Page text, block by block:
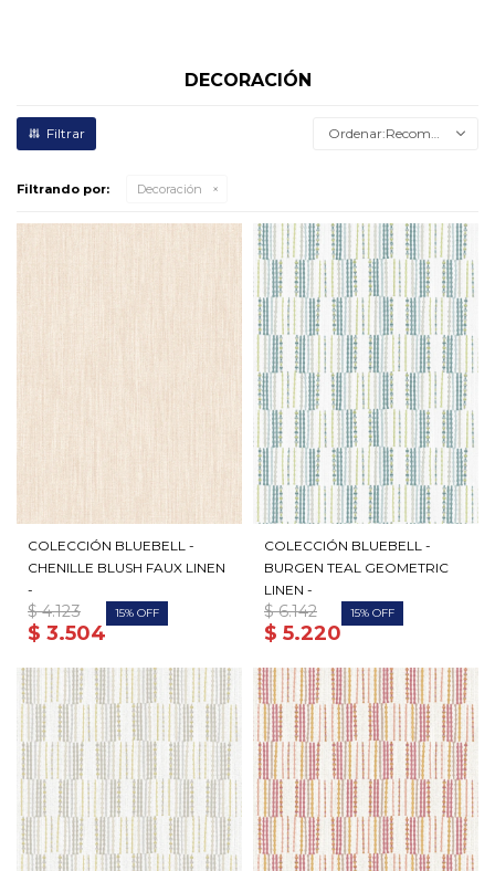
DECORACIÓN
Recomendados
Filtrando por: Decoración
COLECCIÓN BLUEBELL -
CHENILLE BLUSH FAUX LINEN
-
$ 3.504
$ 4.123 15
COLECCIÓN BLUEBELL -
BURGEN TEAL GEOMETRIC
LINEN -
$ 5.220
$ 6.142 15